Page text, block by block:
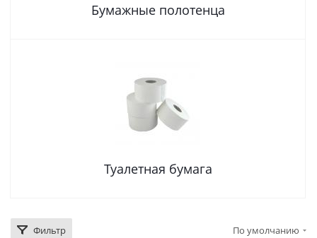
Бумажные полотенца
Туалетная бумага
Фильтр По умолчанию